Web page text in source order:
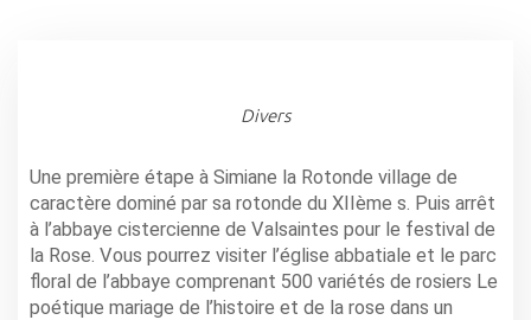
Divers
Une première étape à Simiane la Rotonde village de
caractère dominé par sa rotonde du XIIème s. Puis arrêt
à l’abbaye cistercienne de Valsaintes pour le festival de
la Rose. Vous pourrez visiter l’église abbatiale et le parc
floral de l’abbaye comprenant 500 variétés de rosiers Le
poétique mariage de l’histoire et de la rose dans un